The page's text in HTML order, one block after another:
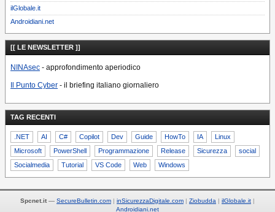
ilGlobale.it
Androidiani.net
[[ LE NEWSLETTER ]]
NINAsec - approfondimento aperiodico
Il Punto Cyber - il briefing italiano giornaliero
TAG RECENTI
.NET AI C# Copilot Dev Guide HowTo IA
Linux
Microsoft
PowerShell Programmazione Release Sicurezza
social
Socialmedia
Tutorial VS Code Web Windows
Spcnet.it — SecureBulletin.com inSicurezzaDigitale.com Ziobudda
ilGlobale.it
Androidiani.net